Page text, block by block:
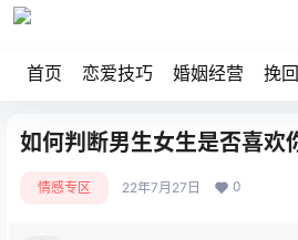
首页 恋爱技巧 婚姻经营 挽
如何判断男生女生是否喜欢
情感专区 22年7月27日 0